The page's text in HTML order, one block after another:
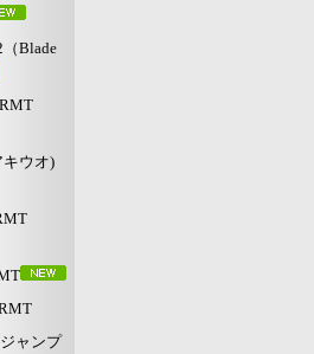
Blade
キウオ)
ャンプ